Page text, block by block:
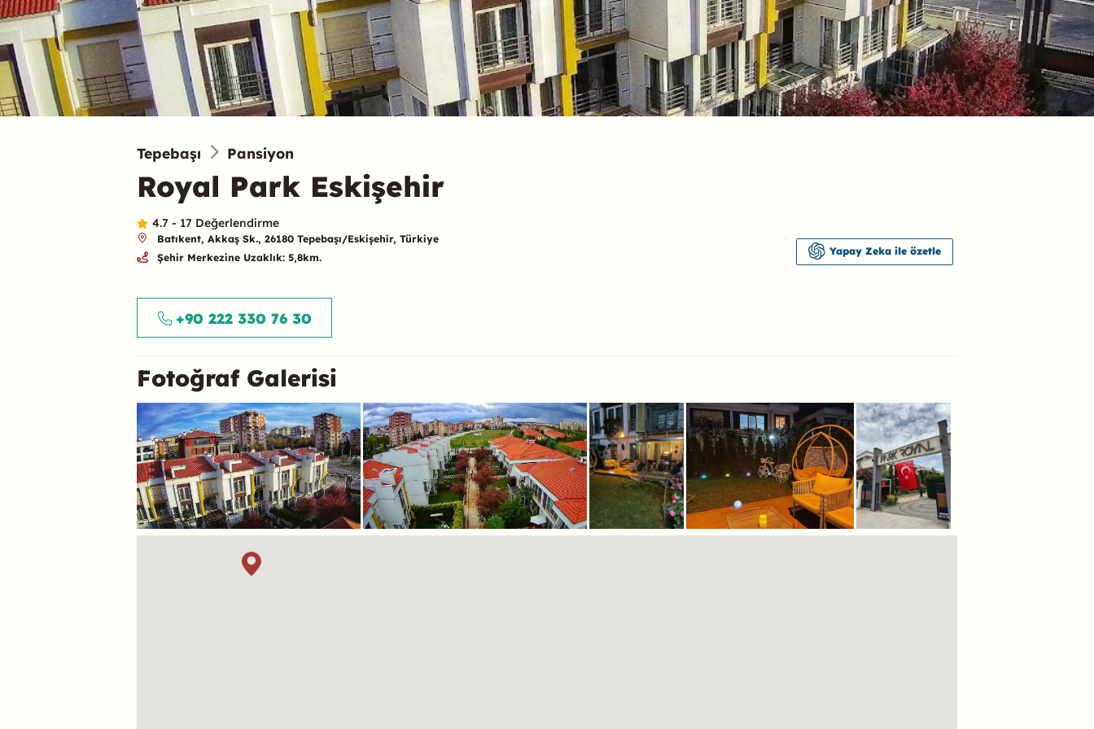
Tepebaşı Pansiyon
Royal Park Eskişehir
4.7 - 17 Değerlendirme
Batıkent, Akkaş Sk., 26180 Tepebaşı/Eskişehir, Türkiye
Şehir Merkezine Uzaklık: 5,8km.
Yapay Zeka ile özetle
Özet
+90 222 330 76 30
Fotoğraf Galerisi